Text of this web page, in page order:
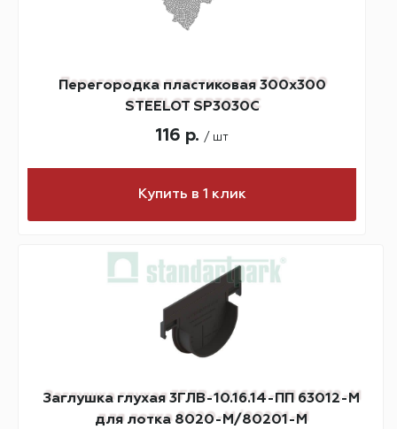
Перегородка пластиковая 300х300
STEELOT SP3030C
116 р. / шт
Купить в 1 клик
Заглушка глухая 3ГЛВ-10.16.14-ПП 63012-М
для лотка 8020-М/80201-М